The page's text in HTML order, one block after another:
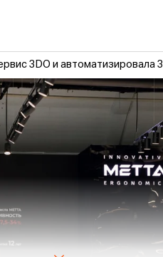
3DO и автоматизировала